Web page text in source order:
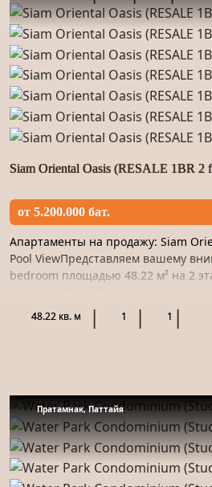
Siam Oriental Oasis (RESALE 1BR 2
от 5.200.000 бат.
Апартаменты на продажу: Siam
Pool ViewПредставляем вашему
bedroom площадью 48.22 м² на 2
48.22 кв. м 1 1
Пратамнак, Паттайя